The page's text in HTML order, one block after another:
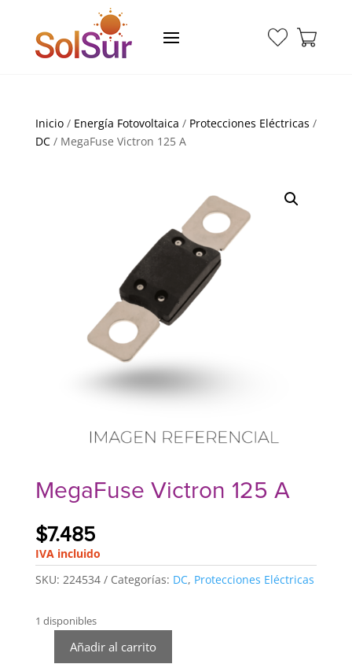
Inicio/ Energía Fotovoltaica / Protecciones Eléctricas /
DC/ MegaFuse Victron 125 A
MegaFuse Victron 125 A
$7.485
IVA incluido
SKU: 224534 Categorías: DC, Protecciones Eléctricas
1 disponibles
MegaFuse
Añadir al carrito